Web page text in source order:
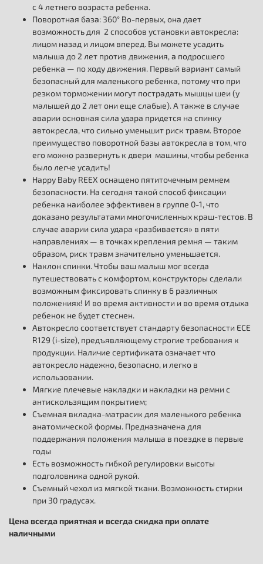
с 4 летнего возраста ребенка.
Поворотная база: 360° Во-первых, она дает
возможность для 2 способов установки автокресла:
лицом назад и лицом вперед. Вы можете усадить
малыша до 2 лет против движения, а подросшего
ребенка — по ходу движения. Первый вариант самый
безопасный для маленького ребенка, потому что при
резком торможении могут пострадать мышцы шеи (у
малышей до 2 лет они еще слабые). А также в случае
аварии основная сила удара придется на спинку
автокресла, что сильно уменьшит риск травм. Второе
преимущество поворотной базы автокресла в том, что
его можно развернуть к двери машины, чтобы ребенка
было легче усадить!
Happy Baby REEX оснащено пятиточечным ремнем
безопасности. На сегодня такой способ фиксации
ребенка наиболее эффективен в группе 0-1, что
доказано результатами многочисленных краш-тестов. В
случае аварии сила удара «разбивается» в пяти
направлениях — в точках крепления ремня — таким
образом, риск травм значительно уменьшается.
Наклон спинки. Чтобы ваш малыш мог всегда
путешествовать с комфортом, конструкторы сделали
возможным фиксировать спинку в 6 различных
положениях! И во время активности и во время отдыха
ребенок не будет стеснен.
Автокресло соответствует стандарту безопасности ECE
R129 (i-size), предъявляющему строгие требования к
продукции. Наличие сертификата означает что
автокресло надежно, безопасно, и легко в
использовании.
Мягкие плечевые накладки и накладки на ремни с
антискользящим покрытием;
Съемная вкладка-матрасик для маленького ребенка
анатомической формы. Предназначена для
поддержания положения малыша в поездке в первые
годы
Есть возможность гибкой регулировки высоты
подголовника одной рукой.
Съемный чехол из мягкой ткани. Возможность стирки
при 30 градусах.
Цена всегда приятная и всегда скидка при оплате
наличными